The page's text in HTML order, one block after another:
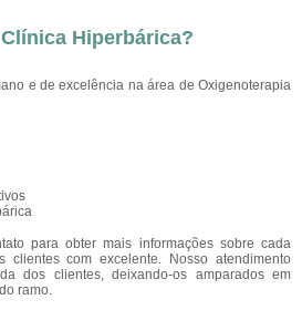
Hiperbárica?
e de excelência na área de Oxigenoterapia
para obter mais informações sobre cada
clientes com excelente. Nosso atendimento
dos clientes, deixando-os amparados em
ramo.